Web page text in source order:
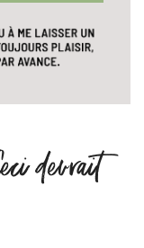
devrait